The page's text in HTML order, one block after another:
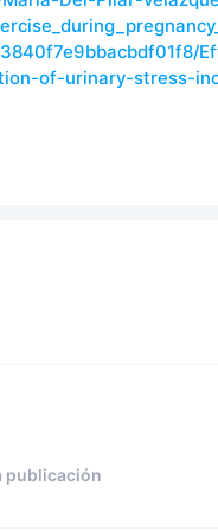
of-urinary-stress-
publicación